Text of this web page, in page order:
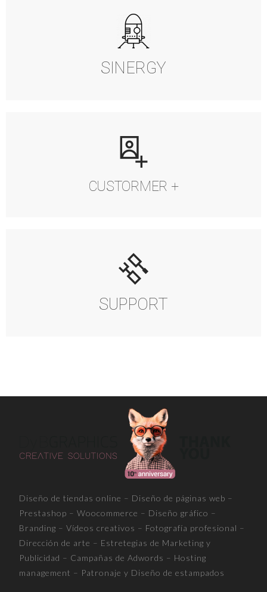
SINERGY
CUSTORMER +
SUPPORT
Diseño de tiendas online – Diseño de páginas web –
Prestashop – Woocommerce – Diseño gráfico –
Branding – Vídeos creativos – Fotografía profesional –
Dirección de arte – Estretegias de Marketing y
Publicidad – Campañas de Adwords – Hosting
management – Patronaje y Diseño de estampados